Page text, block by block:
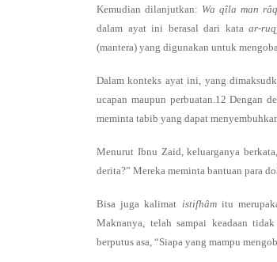
Kemudian dilanjutkan: Wa qîla man
dalam ayat ini berasal dari kataar-
(mantera) yang digunakan untuk
Dalam konteks ayat ini, yang
ucapan maupun perbuatan.12 Dengan
meminta tabib yang dapat
Menurut Ibnu Zaid, keluarganya
derita?” Mereka meminta bantuan para
Bisa juga kalimat istifhâm itu
Maknanya, telah sampai keadaan
berputus asa, “Siapa yang mampu